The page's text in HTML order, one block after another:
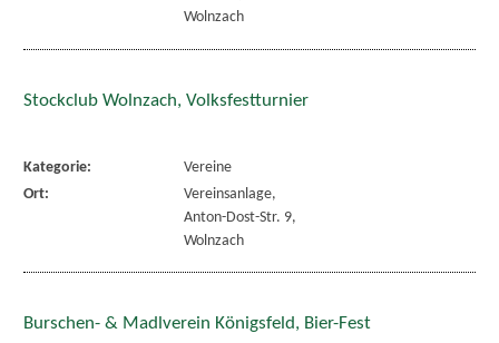
Wolnzach
Stockclub Wolnzach, Volksfestturnier
Kategorie:
Vereine
Ort:
Vereinsanlage,
Anton-Dost-Str. 9,
Wolnzach
Burschen- & Madlverein Königsfeld, Bier-Fest